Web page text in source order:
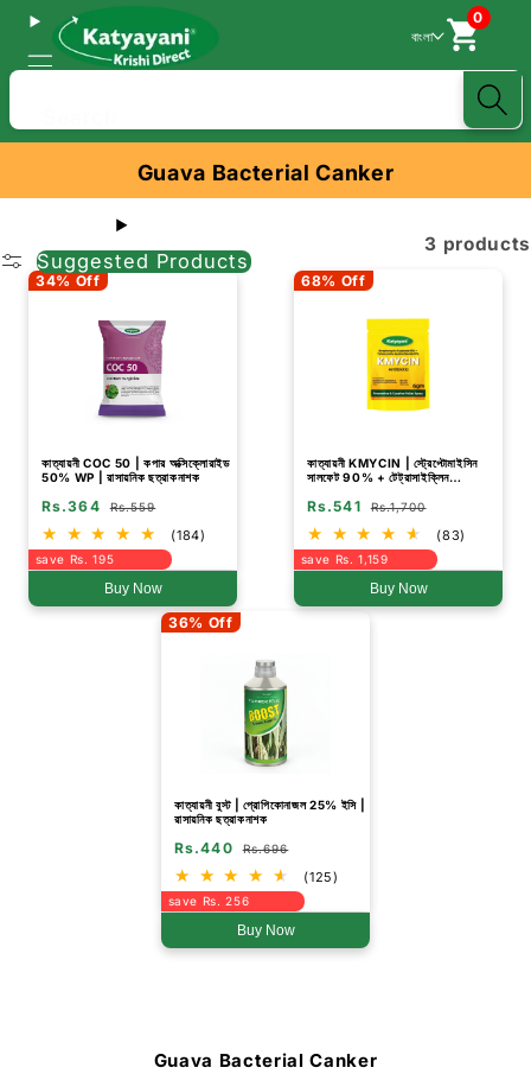
বাংলা
0
Guava Bacterial Canker
Suggested Products
3 products
34% Off
কাত্যায়নী COC 50 | কপার অক্সিক্লোরাইড
50% WP | রাসায়নিক ছত্রাকনাশক
Rs.364 Rs.559
(184)
save Rs. 195
Buy Now
68% Off
কাত্যায়নী KMYCIN | স্ট্রেপ্টোমাইসিন
সালফেট 90% + টেট্রাসাইক্লিন
ছত্রাকনাশক
Rs.541 Rs.1,700
(83)
save Rs. 1,159
Buy Now
36% Off
কাত্যায়নী বুস্ট | প্রোপিকোনাজল 25% ইসি |
রাসায়নিক ছত্রাকনাশক
Rs.440 Rs.696
(125)
save Rs. 256
Buy Now
Guava Bacterial Canker